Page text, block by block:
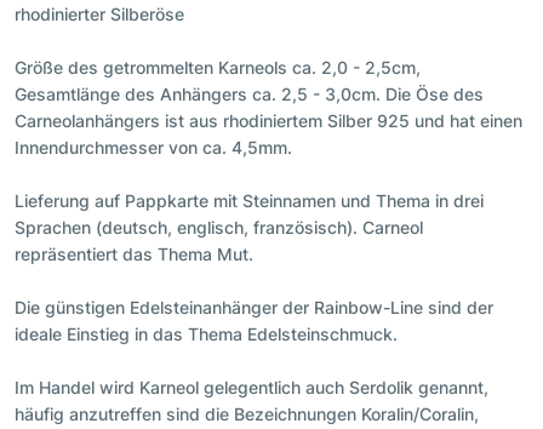
rhodinierter Silberöse
Größe des getrommelten Karneols ca. 2,0 - 2,5cm,
Gesamtlänge des Anhängers ca. 2,5 - 3,0cm. Die Öse des
Carneolanhängers ist aus rhodiniertem Silber 925 und hat einen
Innendurchmesser von ca. 4,5mm.
Lieferung auf Pappkarte mit Steinnamen und Thema in drei
Sprachen (deutsch, englisch, französisch). Carneol
repräsentiert das Thema Mut.
Die günstigen Edelsteinanhänger der Rainbow-Line sind der
ideale Einstieg in das Thema Edelsteinschmuck.
Im Handel wird Karneol gelegentlich auch Serdolik genannt,
häufig anzutreffen sind die Bezeichnungen Koralin/Coralin,